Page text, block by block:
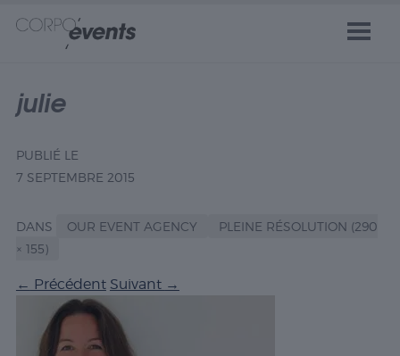
julie
PUBLIÉ LE
7 SEPTEMBRE 2015
DANS OUR EVENT AGENCY
PLEINE RÉSOLUTION (290
× 155)
← Précédent Suivant →